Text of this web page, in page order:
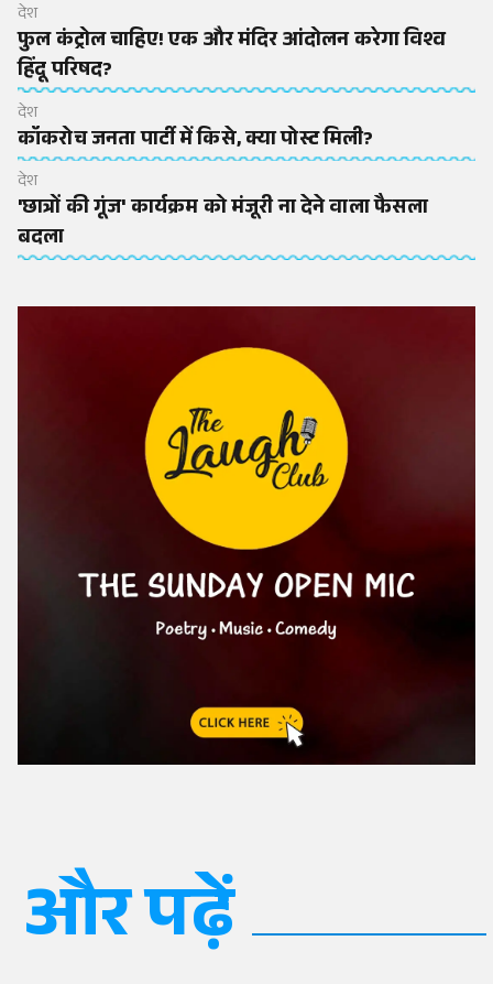
देश
फुल कंट्रोल चाहिए! एक और मंदिर आंदोलन करेगा विश्व
हिंदू परिषद?
देश
कॉकरोच जनता पार्टी में किसे, क्या पोस्ट मिली?
देश
'छात्रों की गूंज' कार्यक्रम को मंजूरी ना देने वाला फैसला
बदला
और पढ़ें